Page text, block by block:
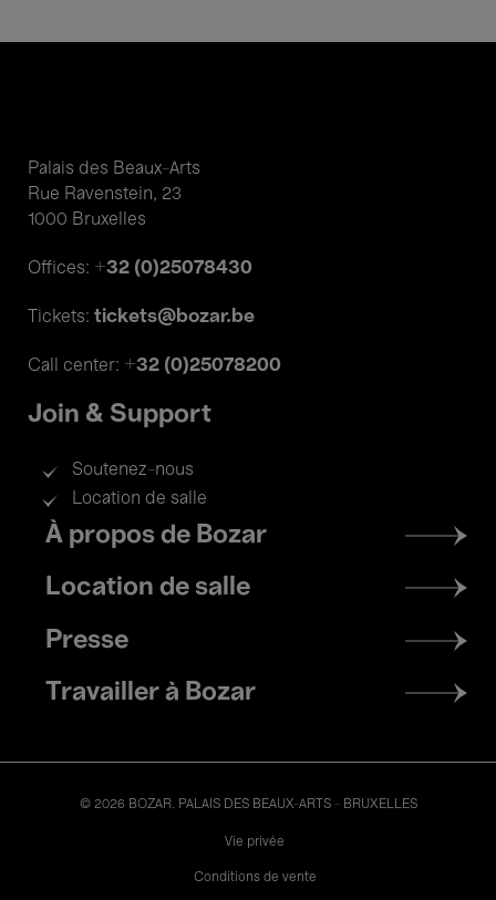
Palais des Beaux-Arts
Rue Ravenstein, 23
1000 Bruxelles
Offices: +32 (0)25078430
Tickets: tickets@bozar.be
Call center: +32 (0)25078200
Join & Support
Soutenez-nous
Location de salle
Footer
menu
À propos de Bozar
Location de salle
Presse
Travailler à Bozar
© 2026 BOZAR. PALAIS DES BEAUX-ARTS - BRUXELLES
Vie privée
Conditions de vente